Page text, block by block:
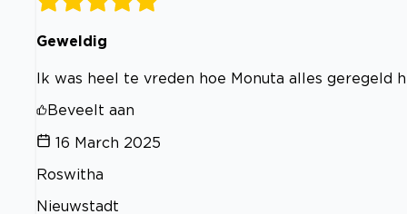
Geweldig
Ik was heel te vreden hoe Monuta alles geregeld
Beveelt aan
16 March 2025
Roswitha
Nieuwstadt